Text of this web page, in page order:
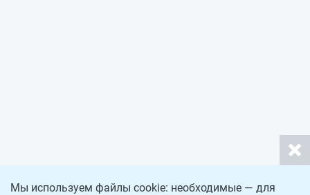
Мы используем файлы cookie: необходимые — для